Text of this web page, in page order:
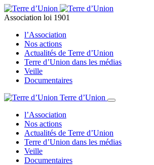
Association loi 1901
l’Association
Nos actions
Actualités de Terre d’Union
Terre d’Union dans les médias
Veille
Documentaires
Terre d’Union
l’Association
Nos actions
Actualités de Terre d’Union
Terre d’Union dans les médias
Veille
Documentaires